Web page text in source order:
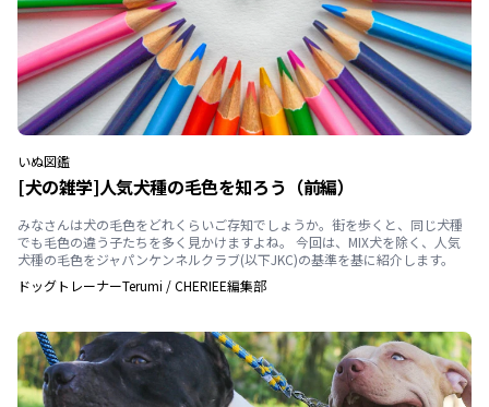
いぬ図鑑
[犬の雑学]人気犬種の毛色を知ろう（前編）
みなさんは犬の毛色をどれくらいご存知でしょうか。街を歩くと、同じ犬種
でも毛色の違う子たちを多く見かけますよね。 今回は、MIX犬を除く、人気
犬種の毛色をジャパンケンネルクラブ(以下JKC)の基準を基に紹介します。
ドッグトレーナーTerumi /CHERIEE編集部